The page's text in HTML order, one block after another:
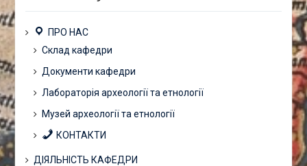
ПРО НАС
Склад кафедри
Документи кафедри
Лабораторія археології та етнології
Музей археології та етнології
КОНТАКТИ
ДІЯЛЬНІСТЬ КАФЕДРИ